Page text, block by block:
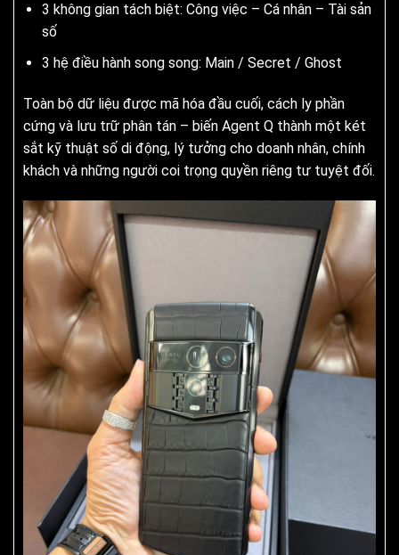
3 không gian tách biệt: Công việc – Cá nhân – Tài sản
số
3 hệ điều hành song song: Main / Secret / Ghost
Toàn bộ dữ liệu được mã hóa đầu cuối, cách ly phần
cứng và lưu trữ phân tán – biến Agent Q thành một két
sắt kỹ thuật số di động, lý tưởng cho doanh nhân, chính
khách và những người coi trọng quyền riêng tư tuyệt đối.